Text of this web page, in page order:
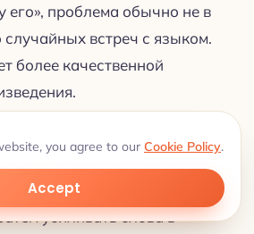
его», проблема обычно не в
встреч с языком.
более качественной
раз рассчитан на этот
строить словарь через
с примерами, аудио и
усиливать слова в
you agree to our Cookie Policy.
Accept